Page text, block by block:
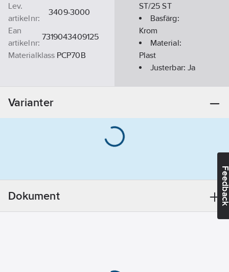
Lev.
artikelnr:
3409-3000
Ean
artikelnr:
7319043409125
Materialklass PCP70B
ST/25 ST
Basfärg:
Krom
Material:
Plast
Justerbar: Ja
Nej
kandidatämnen:
Varianter
Dokument